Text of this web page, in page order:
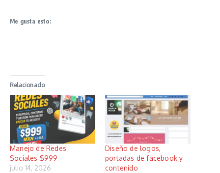
Me gusta esto:
Relacionado
Manejo de Redes
Sociales $999
julio 14, 2026
Diseño de logos,
portadas de facebook y
contenido